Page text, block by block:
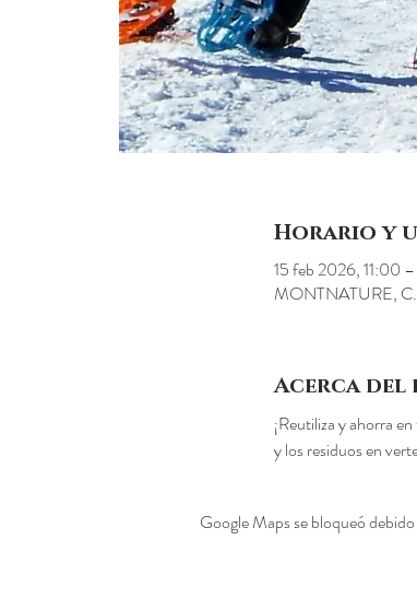
Horario y
15 feb 2026, 11:00
MONTNATURE, C.
Acerca del
¡Reutiliza y ahorra
y los residuos en
Google Maps se bloqueó